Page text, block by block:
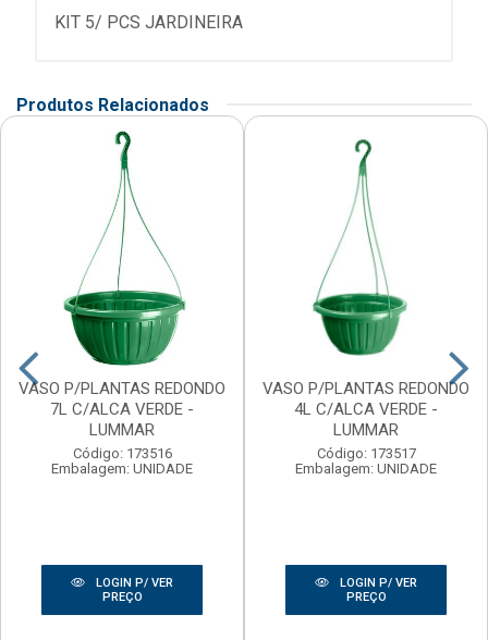
KIT 5/ PCS JARDINEIRA
Produtos Relacionados
VASO P/PLANTAS REDONDO
7L C/ALCA VERDE -
LUMMAR
Código: 173516
Embalagem: UNIDADE
LOGIN P/ VER
PREÇO
VASO P/PLANTAS REDONDO
4L C/ALCA VERDE -
LUMMAR
Código: 173517
Embalagem: UNIDADE
LOGIN P/ VER
PREÇO